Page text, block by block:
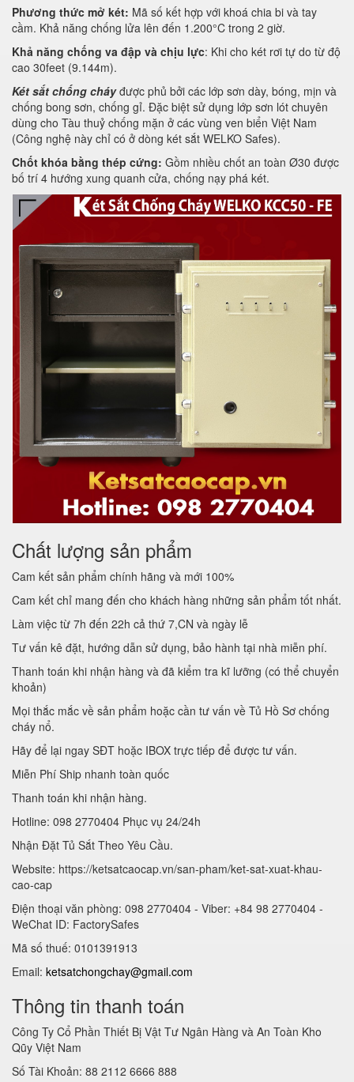
Phương thức mở két: Mã số kết hợp với khoá chia bi và tay
cầm. Khả năng chống lửa lên đến 1.200°C trong 2 giờ.
Khả năng chống va đập và chịu lực: Khi cho két rơi tự do từ độ
cao 30feet (9.144m).
Két sắt chống cháyđược phủ bởi các lớp sơn dày, bóng, mịn và
chống bong sơn, chống gỉ. Đặc biệt sử dụng lớp sơn lót chuyên
dùng cho Tàu thuỷ chống mặn ở các vùng ven biển Việt Nam
(Công nghệ này chỉ có ở dòng két sắt WELKO Safes).
Chốt khóa bằng thép cứng: Gồm nhiều chốt an toàn Ø30 được
bố trí 4 hướng xung quanh cửa, chống nạy phá két.
Chất lượng sản phẩm
Cam kết sản phẩm chính hãng và mới 100%
Cam kết chỉ mang đến cho khách hàng những sản phẩm tốt nhất.
Làm việc từ 7h đến 22h cả thứ 7,CN và ngày lễ
Tư vấn kê đặt, hướng dẫn sử dụng, bảo hành tại nhà miễn phí.
Thanh toán khi nhận hàng và đã kiểm tra kĩ lưỡng (có thể chuyển
khoản)
Mọi thắc mắc về sản phẩm hoặc cần tư vấn về Tủ Hồ Sơ chống
cháy nổ.
Hãy để lại ngay SĐT hoặc IBOX trực tiếp để được tư vấn.
Miễn Phí Ship nhanh toàn quốc
Thanh toán khi nhận hàng.
Hotline: 098 2770404 Phục vụ 24/24h
Nhận Đặt Tủ Sắt Theo Yêu Cầu.
Website: https://ketsatcaocap.vn/san-pham/ket-sat-xuat-khau-
cao-cap
Điện thoại văn phòng: 098 2770404 - Viber: +84 98 2770404 -
WeChat ID: FactorySafes
Mã số thuế: 0101391913
Email: ketsatchongchay@gmail.com
Thông tin thanh toán
Công Ty Cổ Phần Thiết Bị Vật Tư Ngân Hàng và An Toàn Kho
Qũy Việt Nam
Số Tài Khoản: 88 2112 6666 888